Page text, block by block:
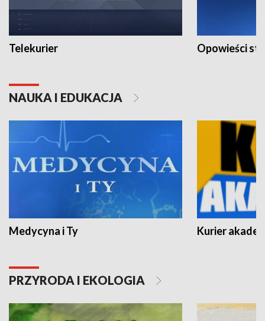
Telekurier Opowieści
NAUKA I EDUKACJA
Medycyna i Ty Kurier
PRZYRODA I EKOLOGIA